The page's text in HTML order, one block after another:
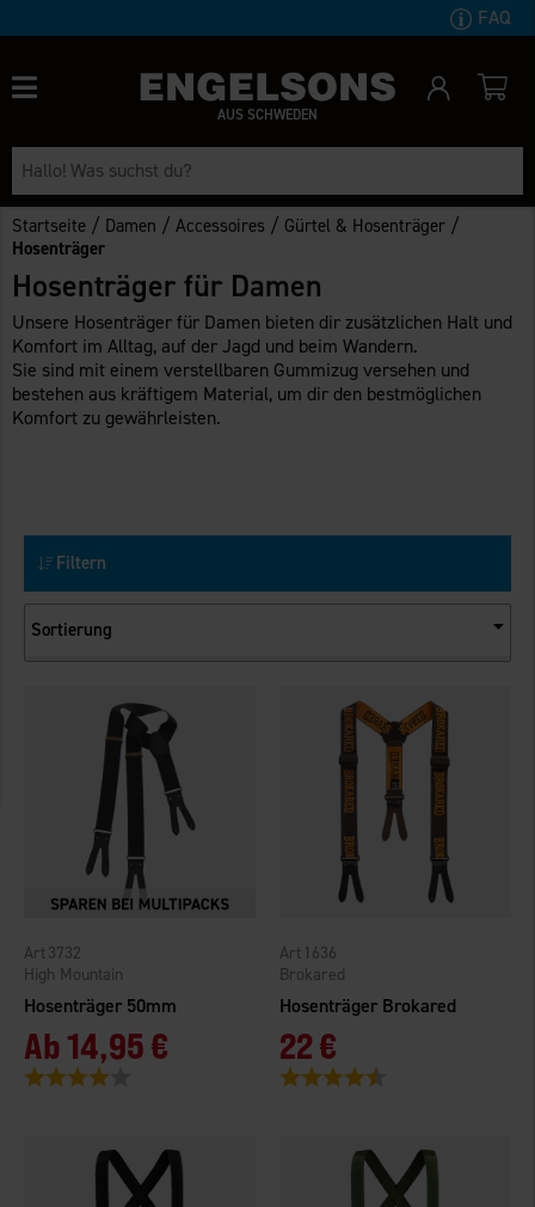
FAQ
AUS SCHWEDEN
Startseite / Damen /Accessoires / Gürtel & Hosenträger /
Hosenträger
Hosenträger für Damen
Unsere Hosenträger für Damen bieten dir zusätzlichen Halt und
Komfort im Alltag, auf der Jagd und beim Wandern.
Sie sind mit einem verstellbaren Gummizug versehen und
bestehen aus kräftigem Material, um dir den bestmöglichen
Komfort zu gewährleisten.
Filtern
Sortierung
Hosenträger 50mm
High Mountain
3732
Ab14,95 €
Bewertung:
Hosenträger Brokared
Brokared
1636
22 €
Bewertung: